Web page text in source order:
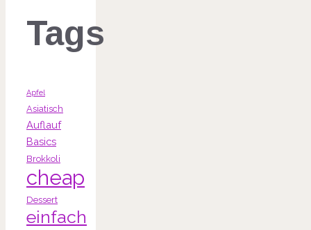
Tags
Apfel
Asiatisch
Auflauf
Basics
Brokkoli
cheap
Dessert
einfach